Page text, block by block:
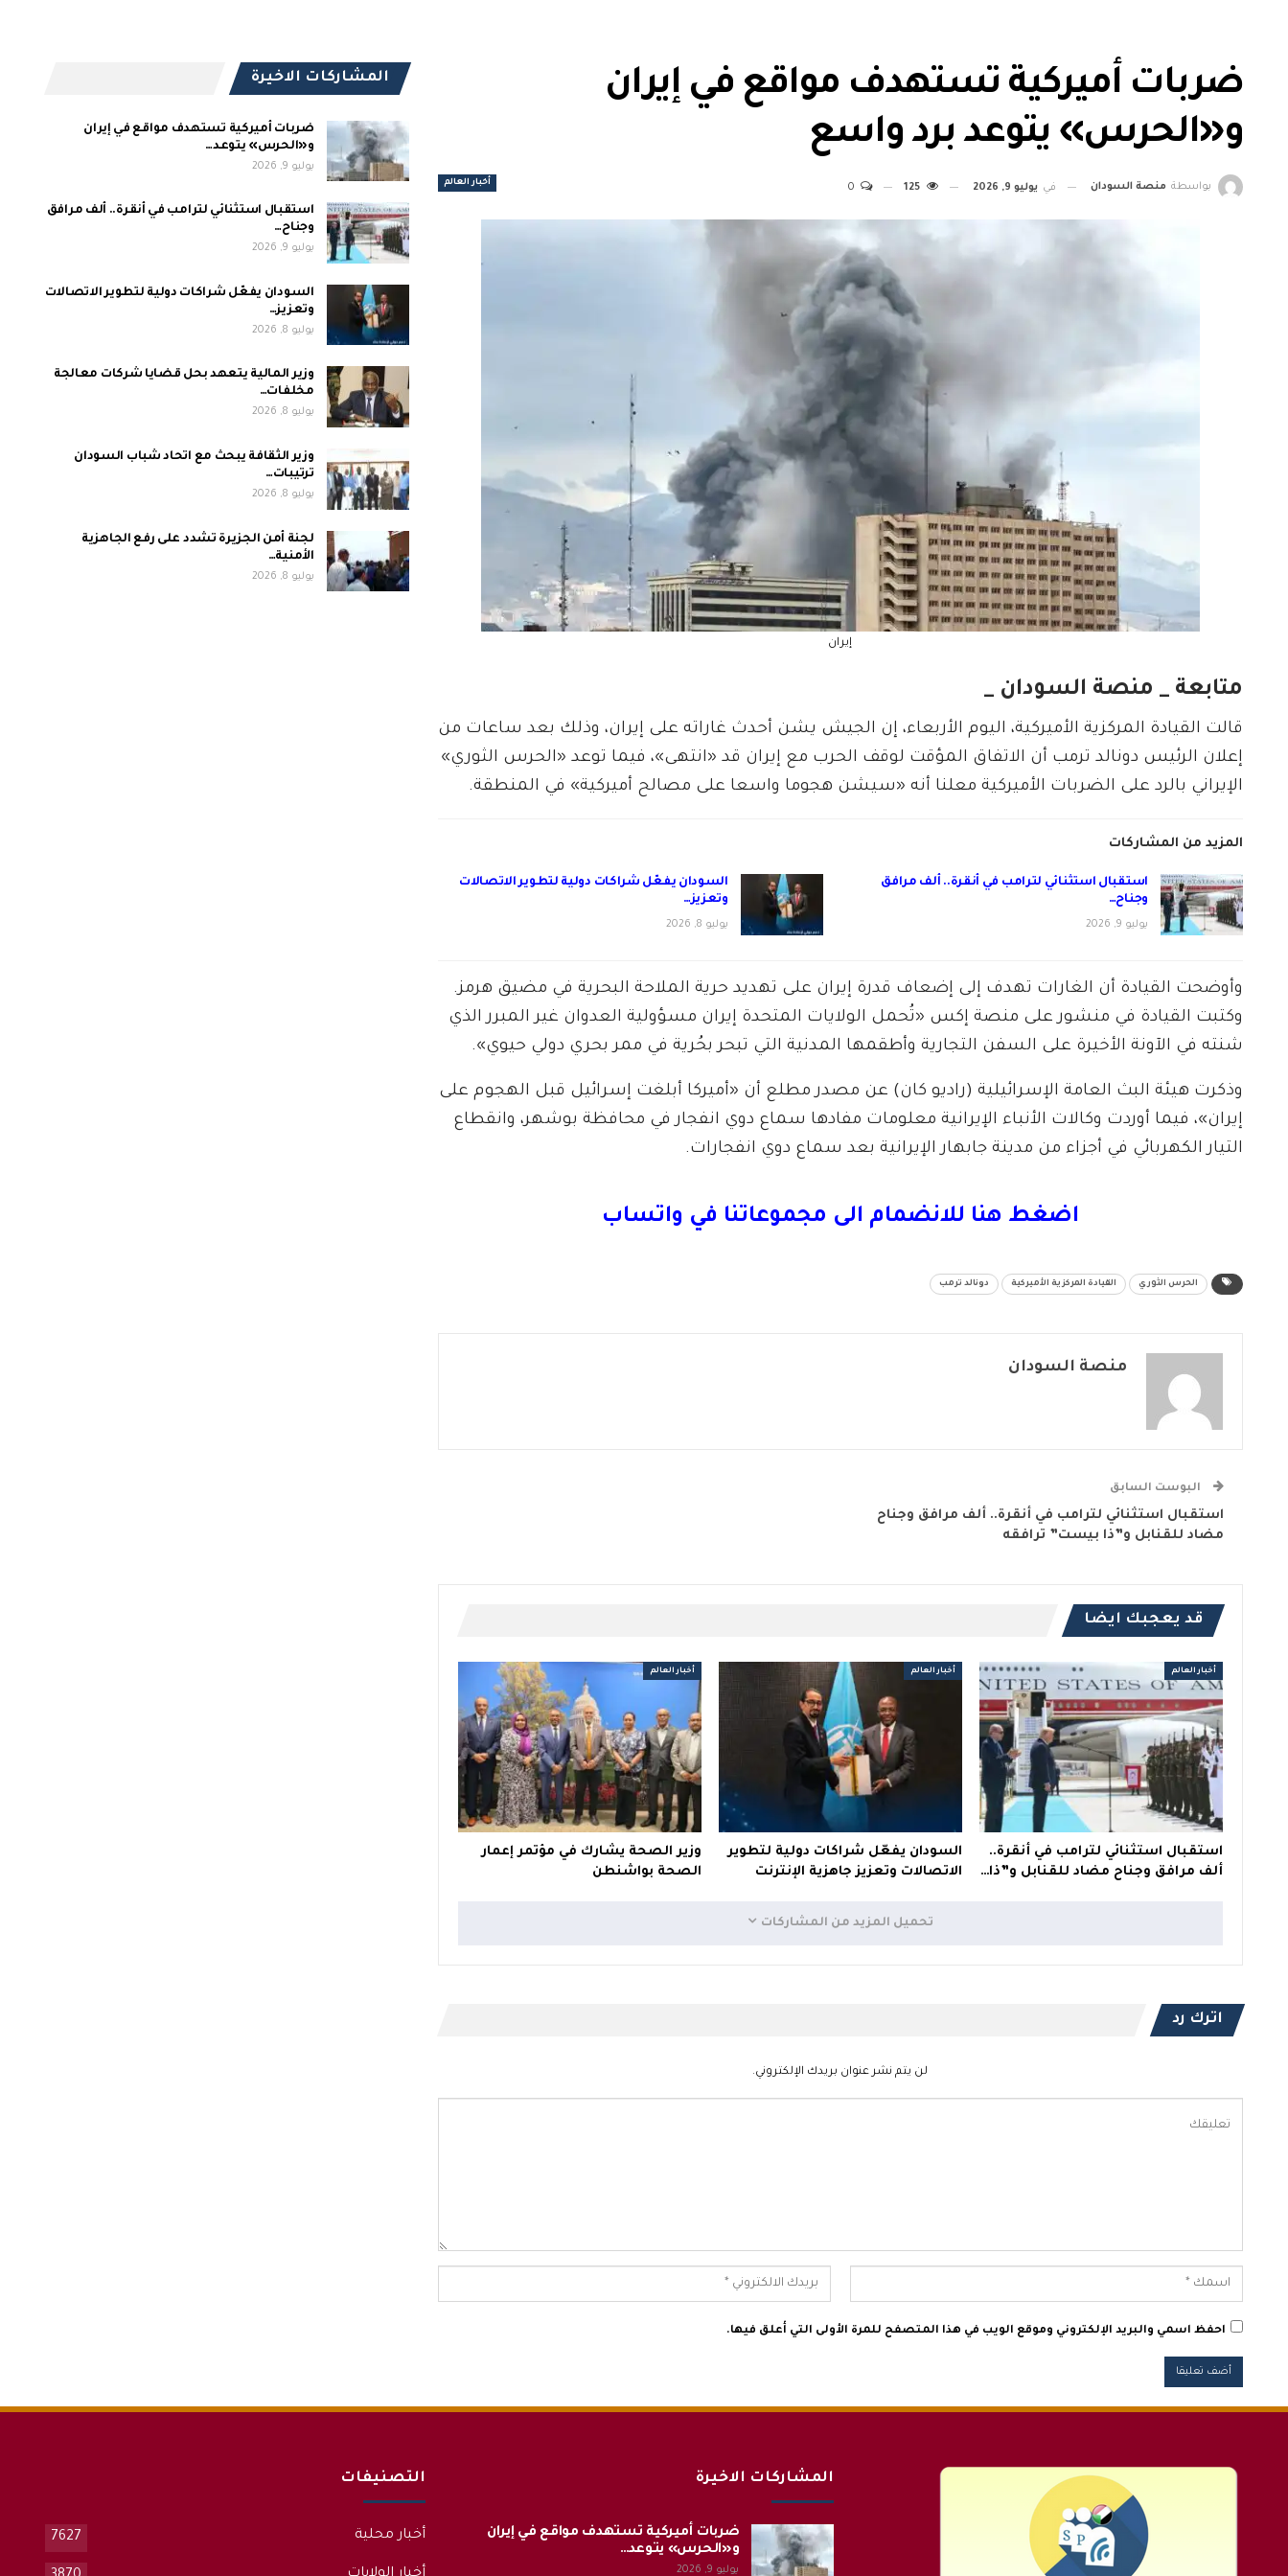
ضربات أميركية تستهدف مواقع في إيران
و«الحرس» يتوعد برد واسع
أخبار العالم بواسطة منصة السودان في يوليو 9, 2026 125
إيران
متابعة _ منصة السودان _
قالت القيادة ​المركزية الأميركية، اليوم الأربعاء، إن الجيش يشن أحدث غاراته على إيران، وذلك بعد ساعات ‌من
إعلان ‌الرئيس ​دونالد ‌ترمب ⁠أن ​الاتفاق المؤقت لوقف ⁠الحرب مع إيران قد «انتهى»، فيما توعد «الحرس الثوري»
الإيراني بالرد على الضربات الأميركية معلنا أنه «سيشن هجوما واسعا على مصالح أميركية» في المنطقة.
المزيد من المشاركات
استقبال استثنائي لترامب في أنقرة.. ألف مرافق
وجناح…
يوليو 9, 2026
السودان يفعّل شراكات دولية لتطوير الاتصالات
وتعزيز…
يوليو 8, 2026
وأوضحت القيادة أن الغارات تهدف إلى ⁠إضعاف قدرة إيران ‌على ‌تهديد حرية ​الملاحة ‌البحرية في مضيق ‌هرمز.
وكتبت القيادة في منشور على منصة إكس «تُحمل الولايات ‌المتحدة إيران مسؤولية العدوان غير المبرر ⁠الذي
⁠شنته في الآونة الأخيرة على السفن التجارية وأطقمها المدنية التي تبحر بحُرية في ممر بحري دولي حيوي».
وذكرت هيئة البث العامة الإسرائيلية (راديو كان) عن مصدر مطلع أن «أميركا أبلغت إسرائيل قبل الهجوم على
إيران»، فيما أوردت وكالات الأنباء الإيرانية معلومات مفادها سماع دوي انفجار في محافظة بوشهر، وانقطاع
التيار الكهربائي في أجزاء من مدينة جابهار الإيرانية بعد سماع دوي انفجارات.
اضغط هنا للانضمام الى مجموعاتنا في واتساب
الحرس الثوري القيادة المركزية الأميركية دونالد ترمب
منصة السودان
البوست السابق
استقبال استثنائي لترامب في أنقرة.. ألف مرافق وجناح
مضاد للقنابل و”ذا بيست” ترافقه
قد يعجبك ايضا
أخبار العالم
استقبال استثنائي لترامب في أنقرة..
ألف مرافق وجناح مضاد للقنابل و”ذا…
أخبار العالم
السودان يفعّل شراكات دولية لتطوير
الاتصالات وتعزيز جاهزية الإنترنت
أخبار العالم
وزير الصحة يشارك في مؤتمر إعمار
الصحة بواشنطن
تحميل المزيد من المشاركات
اترك رد
لن يتم نشر عنوان بريدك الإلكتروني.
احفظ اسمي والبريد الإلكتروني وموقع الويب في هذا المتصفح للمرة الأولى التي أعلق فيها.
المشاركات الاخيرة
ضربات أميركية تستهدف مواقع في إيران
و«الحرس» يتوعد…
يوليو 9, 2026
استقبال استثنائي لترامب في أنقرة.. ألف مرافق
وجناح…
يوليو 9, 2026
السودان يفعّل شراكات دولية لتطوير الاتصالات
وتعزيز…
يوليو 8, 2026
وزير المالية يتعهد بحل قضايا شركات معالجة
مخلفات…
يوليو 8, 2026
وزير الثقافة يبحث مع اتحاد شباب السودان
ترتيبات…
يوليو 8, 2026
لجنة أمن الجزيرة تشدد على رفع الجاهزية
الأمنية…
يوليو 8, 2026
المشاركات الاخيرة
ضربات أميركية تستهدف مواقع في إيران
و«الحرس» يتوعد…
يوليو 9, 2026
التصنيفات
أخبار محلية 7627